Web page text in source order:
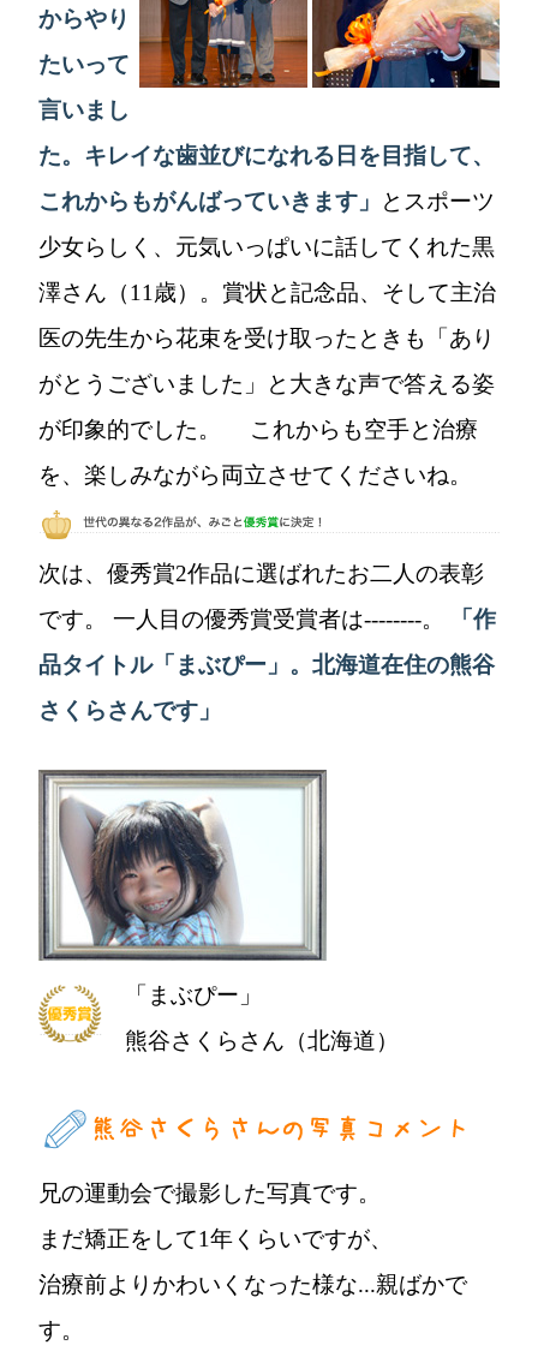
からやり
たいって
言いまし
た。キレイな歯並びになれる日を目指して、
これからもがんばっていきます」
とスポーツ
少女らしく、元気いっぱいに話してくれた黒
澤さん（11歳）。賞状と記念品、そして主治
医の先生から花束を受け取ったときも「あり
がとうございました」と大きな声で答える姿
が印象的でした。 これからも空手と治療
を、楽しみながら両立させてくださいね。
次は、優秀賞2作品に選ばれたお二人の表彰
です。 一人目の優秀賞受賞者は--------。
「作
品タイトル「まぶぴー」。北海道在住の熊谷
さくらさんです」
「まぶぴー」
熊谷さくらさん（北海道）
兄の運動会で撮影した写真です。
まだ矯正をして1年くらいですが、
治療前よりかわいくなった様な...親ばかで
す。